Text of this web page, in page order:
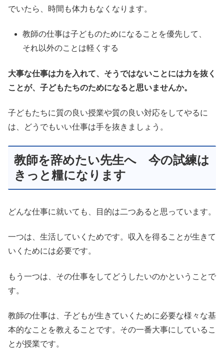
でいたら、時間も体力もなくなります。
教師の仕事は子どものためになることを優先して、
それ以外のことは軽くする
大事な仕事は力を入れて、そうではないことには力を抜く
ことが、子どもたちのためになると思いませんか。
子どもたちに質の良い授業や質の良い対応をしてやるに
は、どうでもいい仕事は手を抜きましょう。
教師を辞めたい先生へ 今の試練は
きっと糧になります
どんな仕事に就いても、目的は二つあると思っています。
一つは、生活していくためです。収入を得ることが生きて
いくためには必要です。
もう一つは、その仕事をしてどうしたいのかということで
す。
教師の仕事は、子どもが生きていくために必要な様々な基
本的なことを教えることです。その一番大事にしているこ
とが授業です。